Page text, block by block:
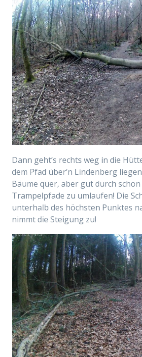
Dann geht’s rechts weg in die
dem Pfad über’n Lindenberg
Bäume quer, aber gut durch
Trampelpfade zu umlaufen! Die
unterhalb des höchsten Punktes
nimmt die Steigung zu!